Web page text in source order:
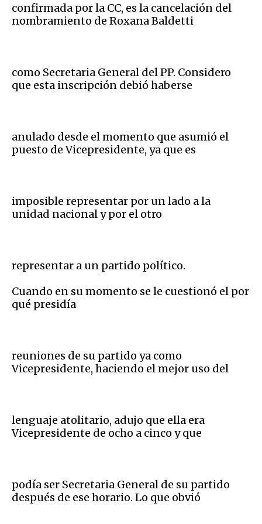
confirmada por la CC, es la cancelación del
nombramiento de Roxana Baldetti
como Secretaria General del PP. Considero
que esta inscripción debió haberse
anulado desde el momento que asumió el
puesto de Vicepresidente, ya que es
imposible representar por un lado a la
unidad nacional y por el otro
representar a un partido político.
Cuando en su momento se le cuestionó el por
qué presidía
reuniones de su partido ya como
Vicepresidente, haciendo el mejor uso del
lenguaje atolitario, adujo que ella era
Vicepresidente de ocho a cinco y que
podía ser Secretaria General de su partido
después de ese horario. Lo que obvió